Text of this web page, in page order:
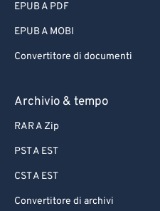
EPUB A PDF
EPUB A MOBI
Convertitore di documenti
Archivio & tempo
RAR A Zip
PST A EST
CST A EST
Convertitore di archivi